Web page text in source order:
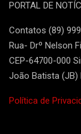
PORTAL DE
Contatos (89)
Rua- Drº Nelson
CEP-64700-000
João Batista (JB)
Política de